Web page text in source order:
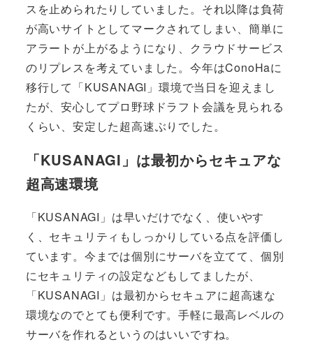
スを止められたりしていました。それ以降は負荷
が高いサイトとしてマークされてしまい、簡単に
アラートが上がるようになり、クラウドサービス
のリプレスを考えていました。今年はConoHaに
移行して「KUSANAGI」環境で当日を迎えまし
たが、安心してプロ野球ドラフト会議を見られる
くらい、安定した超高速ぶりでした。
「KUSANAGI」は最初からセキュアな
超高速環境
「KUSANAGI」は早いだけでなく、使いやす
く、セキュリティもしっかりしている点を評価し
ています。今までは個別にサーバを立てて、個別
にセキュリティの設定などもしてましたが、
「KUSANAGI」は最初からセキュアに超高速な
環境なのでとても便利です。手軽に最高レベルの
サーバを作れるというのはいいですね。